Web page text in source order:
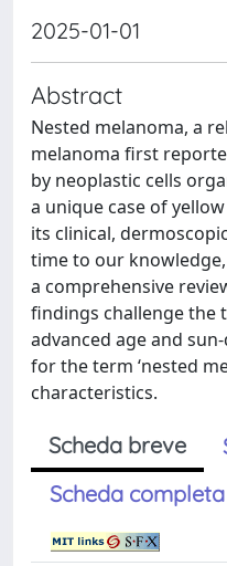
2025-01-01
Abstract
Nested melanoma, a
melanoma first
by neoplastic cells
a unique case of
its clinical,
time to our knowledge,
a comprehensive
findings challenge the
advanced age and
for the term ‘nested
characteristics.
Scheda breve
Scheda